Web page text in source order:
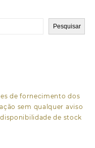
Pesquisar
de fornecimento dos
sem qualquer aviso
de stock